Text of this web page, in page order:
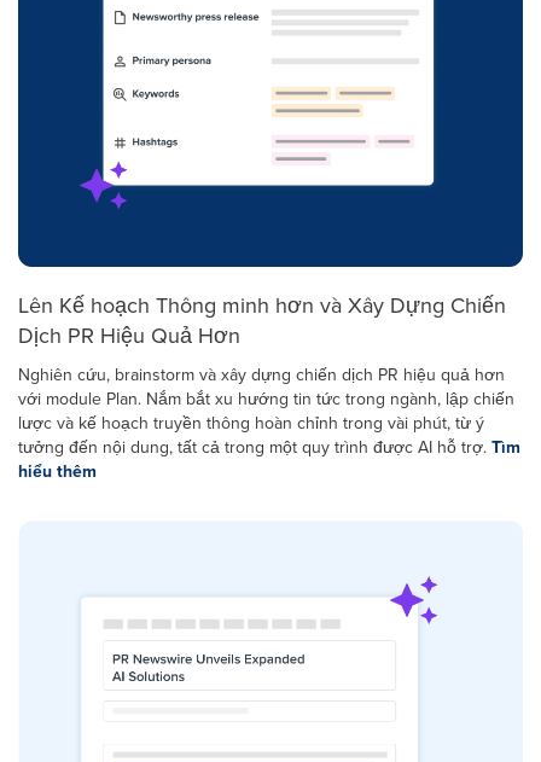
Lên Kế hoạch Thông minh hơn và Xây Dựng Chiến
Dịch PR Hiệu Quả Hơn
Nghiên cứu, brainstorm và xây dựng chiến dịch PR hiệu quả hơn
với module Plan. Nắm bắt xu hướng tin tức trong ngành, lập chiến
lược và kế hoạch truyền thông hoàn chỉnh trong vài phút, từ ý
tưởng đến nội dung, tất cả trong một quy trình được AI hỗ trợ.Tìm
hiểu thêm